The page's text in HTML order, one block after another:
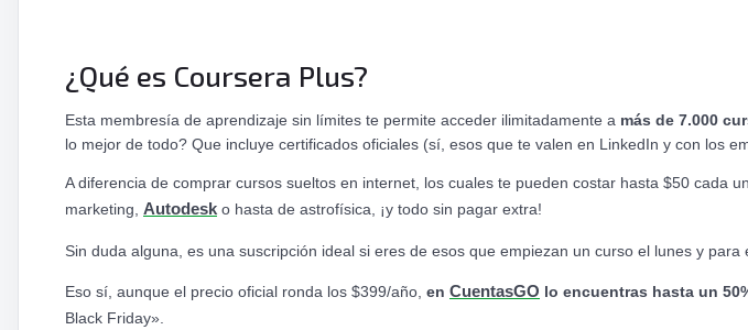
¿Qué es Coursera Plus?
Esta membresía de aprendizaje sin límites te permite acceder ilimitadamente a más de 7.000
lo mejor de todo? Que incluye certificados oficiales (sí, esos que te valen en LinkedIn y con los
A diferencia de comprar cursos sueltos en internet, los cuales te pueden costar hasta $50 cada
marketing, Autodesk o hasta de astrofísica, ¡y todo sin pagar extra!
Sin duda alguna, es una suscripción ideal si eres de esos que empiezan un curso el lunes y
Eso sí, aunque el precio oficial ronda los $399/año, en CuentasGO lo encuentras hasta un
Black Friday».